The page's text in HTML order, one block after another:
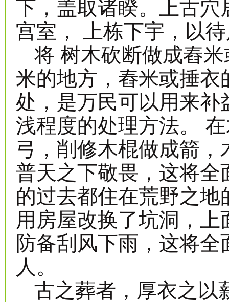
下，盖取诸睽。上古
宫室， 上栋下宇，以
将 树木砍断做成舂
米的地方，舂米或捶
处，是万民可以用来
浅程度的处理方法。
弓，削修木棍做成箭
普天之下敬畏，这将
的过去都住在荒野之
用房屋改换了坑洞，
防备刮风下雨，这将
人。
古之葬者，厚衣之以